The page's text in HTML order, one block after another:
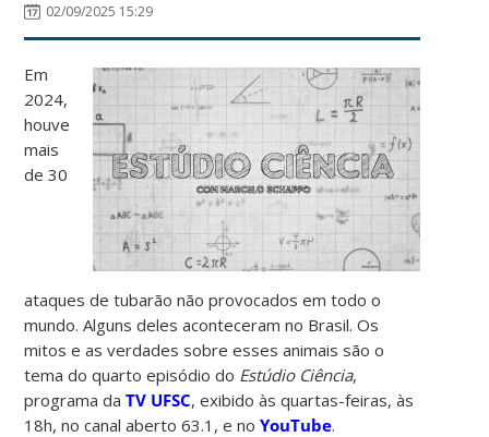
02/09/2025 15:29
Em
2024,
houve
mais
de 30
ataques de tubarão não provocados em todo o
mundo. Alguns deles aconteceram no Brasil. Os
mitos e as verdades sobre esses animais são o
tema do quarto episódio do Estúdio Ciência,
programa daTV UFSC, exibido às quartas-feiras, às
18h, no canal aberto 63.1, e noYouTube.